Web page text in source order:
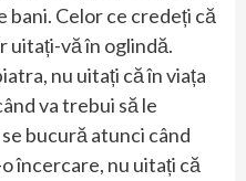
bani. Celor ce credeți că
uitați-vă în oglindă.
nu uitați că în viața
va trebui să le
bucură atunci când
încercare, nu uitați că